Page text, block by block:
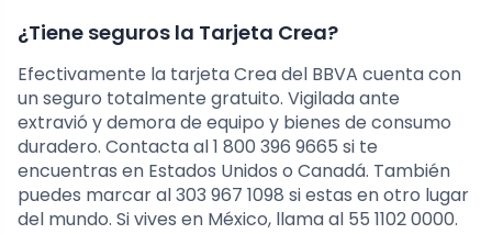
¿Tiene seguros la Tarjeta Crea?
Efectivamente la tarjeta Crea del BBVA cuenta con
un seguro totalmente gratuito. Vigilada ante
extravió y demora de equipo y bienes de consumo
duradero. Contacta al 1 800 396 9665 si te
encuentras en Estados Unidos o Canadá. También
puedes marcar al 303 967 1098 si estas en otro lugar
del mundo. Si vives en México, llama al 55 1102 0000.